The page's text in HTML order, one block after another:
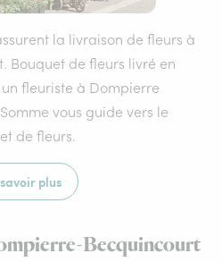
la livraison de fleurs à
Bouquet de fleurs livré en
fleuriste à Dompierre
vous guide vers le
de fleurs.
plus
Becquincourt